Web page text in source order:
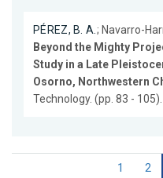
PÉREZ, B. A.; Navarro-
Beyond the Mighty
Study in a Late
Osorno, Northwestern
Technology. (pp. 83 - 105).
1 2